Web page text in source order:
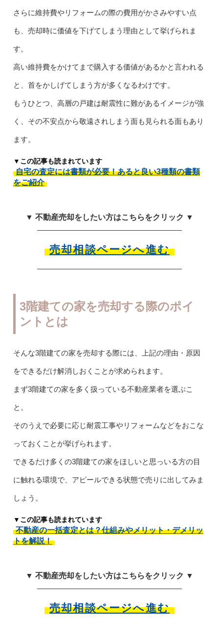
さらに維持費やリフォームの際の費用がかさみやすい点
も、売却時に価値を下げてしまう理由として挙げられま
す。
高い維持費をかけてまで購入する価値があるかと言われる
と、首をかしげてしまう方が多くなるわけです。
もうひとつ、高層の戸建は耐震性に難があるイメージが強
く、その不安点から敬遠されしまう面も見られる面もあり
ます。
▼この記事も読まれています
自宅の査定には書類が必要！あると良い3種類の書類
をご紹介
▼ 不動産売却をしたい方はこちらをクリック ▼
売却相談ページへ進む
3階建ての家を売却する際のポイ
ントとは
そんな3階建ての家を売却する際には、上記の理由・原因
をできるだけ解消しおくことが求められます。
まず3階建ての家を多く扱っている不動産業者を選ぶこ
と。
そのうえで必要に応じ耐震工事やリフォームなどをおこな
っておくことが挙げられます。
できるだけ多くの3階建ての家をほしいと思っいる方の目
に触れる環境で、アピールできる状態で売りに出してみま
しょう。
▼この記事も読まれています
不動産の一括査定とは？仕組みやメリット・デメリッ
トを解説！
▼ 不動産売却をしたい方はこちらをクリック ▼
売却相談ページへ進む